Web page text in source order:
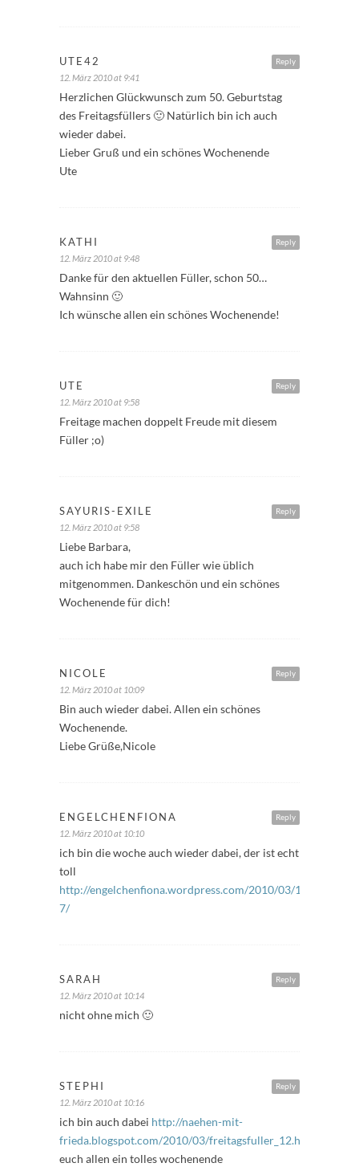
Reply
UTE42
12. März 2010 at 9:41
Herzlichen Glückwunsch zum 50. Geburtstag
des Freitagsfüllers 🙂 Natürlich bin ich auch
wieder dabei.
Lieber Gruß und ein schönes Wochenende
Ute
Reply
KATHI
12. März 2010 at 9:48
Danke für den aktuellen Füller, schon 50…
Wahnsinn 🙂
Ich wünsche allen ein schönes Wochenende!
Reply
UTE
12. März 2010 at 9:58
Freitage machen doppelt Freude mit diesem
Füller ;o)
Reply
SAYURIS-EXILE
12. März 2010 at 9:58
Liebe Barbara,
auch ich habe mir den Füller wie üblich
mitgenommen. Dankeschön und ein schönes
Wochenende für dich!
Reply
NICOLE
12. März 2010 at 10:09
Bin auch wieder dabei. Allen ein schönes
Wochenende.
Liebe Grüße,Nicole
Reply
ENGELCHENFIONA
12. März 2010 at 10:10
ich bin die woche auch wieder dabei, der ist echt
toll
http://engelchenfiona.wordpress.com/2010/03/12/
7/
Reply
SARAH
12. März 2010 at 10:14
nicht ohne mich 🙂
Reply
STEPHI
12. März 2010 at 10:16
ich bin auch dabei http://naehen-mit-
frieda.blogspot.com/2010/03/freitagsfuller_12.html
euch allen ein tolles wochenende